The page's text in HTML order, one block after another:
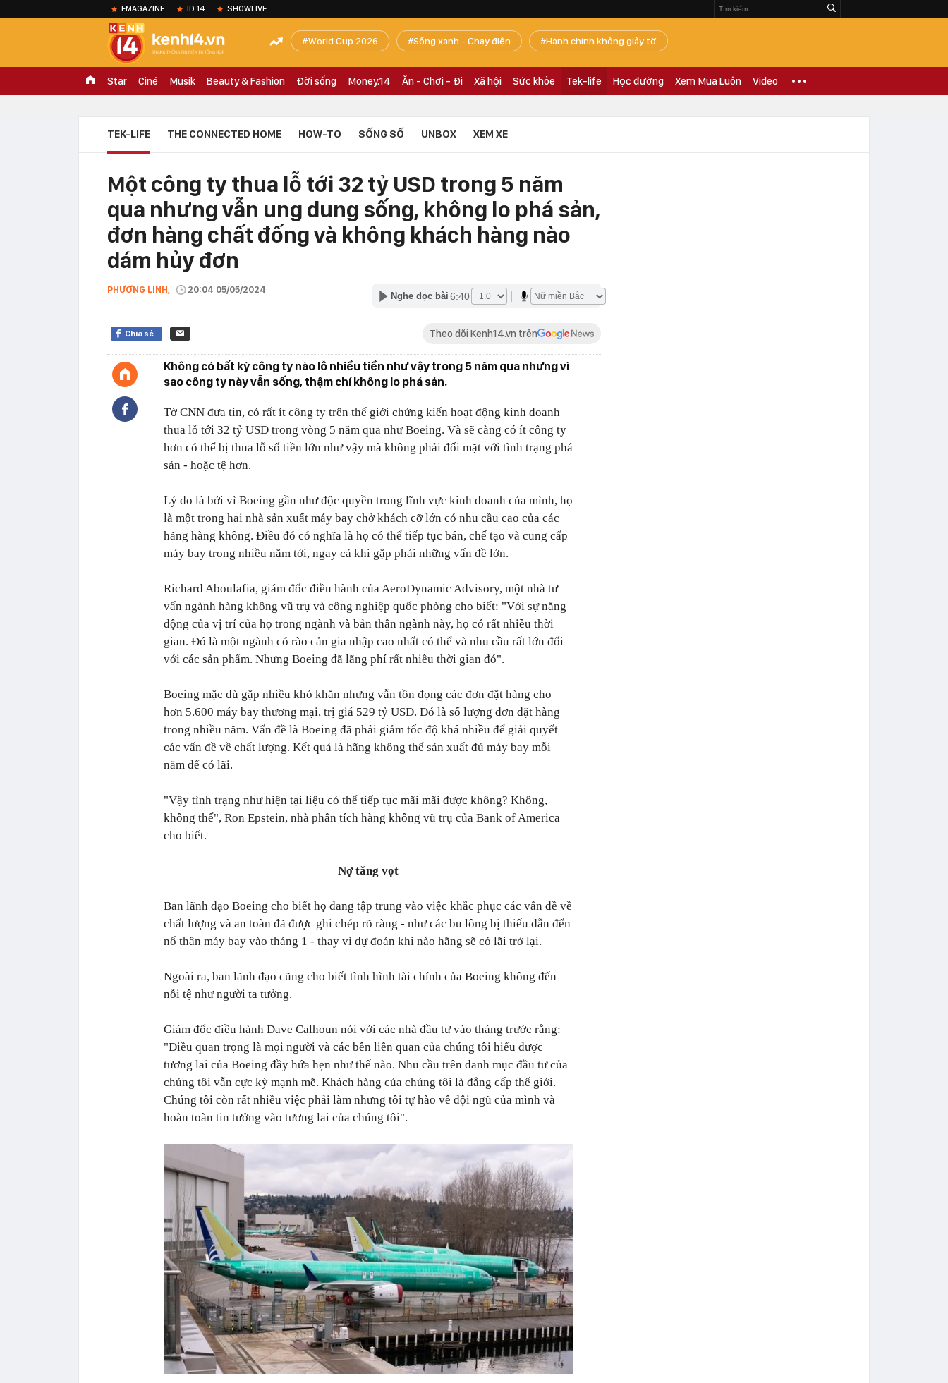
EMAGAZINE ID.14 SHOWLIVE
World Cup 2026 Sống xanh - Chạy điện Hành chính không giấy tờ
Star Ciné Musik Beauty & Fashion Đời sống Money.14 Ăn - Chơi - Đi Xã hội Sức khỏe Tek-life Học đường Xem Mua Luôn Video
TEK-LIFE THE CONNECTED HOME HOW-TO SỐNG SỐ UNBOX XEM XE
Một công ty thua lỗ tới 32 tỷ USD trong 5 năm
qua nhưng vẫn ung dung sống, không lo phá sản,
đơn hàng chất đống và không khách hàng nào
dám hủy đơn
PHƯƠNG LINH, 20:04 05/05/2024
Nghe đọc bài 6:40
Chia sẻ Theo dõi Kenh14.vn trên
Không có bất kỳ công ty nào lỗ nhiều tiền như vậy trong 5 năm qua nhưng vì
sao công ty này vẫn sống, thậm chí không lo phá sản.
Tờ CNN đưa tin, có rất ít công ty trên thế giới chứng kiến hoạt động kinh doanh
thua lỗ tới 32 tỷ USD trong vòng 5 năm qua như Boeing. Và sẽ càng có ít công ty
hơn có thể bị thua lỗ số tiền lớn như vậy mà không phải đối mặt với tình trạng phá
sản - hoặc tệ hơn.
Lý do là bởi vì Boeing gần như độc quyền trong lĩnh vực kinh doanh của mình, họ
là một trong hai nhà sản xuất máy bay chở khách cỡ lớn có nhu cầu cao của các
hãng hàng không. Điều đó có nghĩa là họ có thể tiếp tục bán, chế tạo và cung cấp
máy bay trong nhiều năm tới, ngay cả khi gặp phải những vấn đề lớn.
Richard Aboulafia, giám đốc điều hành của AeroDynamic Advisory, một nhà tư
vấn ngành hàng không vũ trụ và công nghiệp quốc phòng cho biết: "Với sự năng
động của vị trí của họ trong ngành và bản thân ngành này, họ có rất nhiều thời
gian. Đó là một ngành có rào cản gia nhập cao nhất có thể và nhu cầu rất lớn đối
với các sản phẩm. Nhưng Boeing đã lãng phí rất nhiều thời gian đó".
Boeing mặc dù gặp nhiều khó khăn nhưng vẫn tồn đọng các đơn đặt hàng cho
hơn 5.600 máy bay thương mại, trị giá 529 tỷ USD. Đó là số lượng đơn đặt hàng
trong nhiều năm. Vấn đề là Boeing đã phải giảm tốc độ khá nhiều để giải quyết
các vấn đề về chất lượng. Kết quả là hãng không thể sản xuất đủ máy bay mỗi
năm để có lãi.
"Vậy tình trạng như hiện tại liệu có thể tiếp tục mãi mãi được không? Không,
không thể", Ron Epstein, nhà phân tích hàng không vũ trụ của Bank of America
cho biết.
Nợ tăng vọt
Ban lãnh đạo Boeing cho biết họ đang tập trung vào việc khắc phục các vấn đề về
chất lượng và an toàn đã được ghi chép rõ ràng - như các bu lông bị thiếu dẫn đến
nổ thân máy bay vào tháng 1 - thay vì dự đoán khi nào hãng sẽ có lãi trở lại.
Ngoài ra, ban lãnh đạo cũng cho biết tình hình tài chính của Boeing không đến
nỗi tệ như người ta tưởng.
Giám đốc điều hành Dave Calhoun nói với các nhà đầu tư vào tháng trước rằng:
"Điều quan trọng là mọi người và các bên liên quan của chúng tôi hiểu được
tương lai của Boeing đầy hứa hẹn như thế nào. Nhu cầu trên danh mục đầu tư của
chúng tôi vẫn cực kỳ mạnh mẽ. Khách hàng của chúng tôi là đẳng cấp thế giới.
Chúng tôi còn rất nhiều việc phải làm nhưng tôi tự hào về đội ngũ của mình và
hoàn toàn tin tưởng vào tương lai của chúng tôi".